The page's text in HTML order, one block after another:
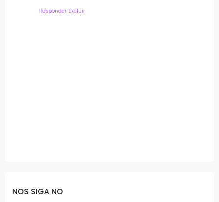
Responder Excluir
NOS SIGA NO